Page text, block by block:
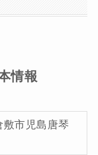
情報
市児島唐琴